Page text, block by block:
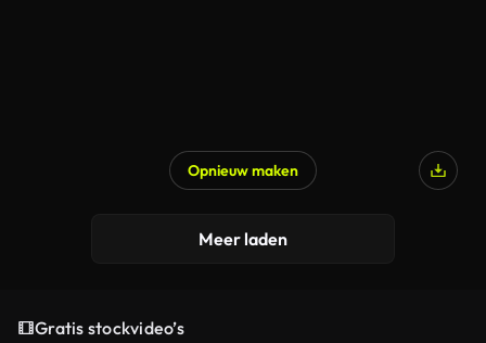
Opnieuw maken
Meer laden
Gratis stockvideo’s